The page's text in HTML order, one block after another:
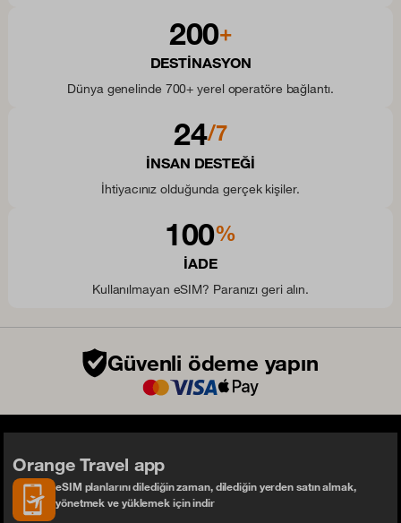
200+
DESTINASYON
Dünya genelinde 700+ yerel operatöre bağlantı.
24/7
INSAN DESTEĞI
İhtiyacınız olduğunda gerçek kişiler.
100%
IADE
Kullanılmayan eSIM? Paranızı geri alın.
Güvenli ödeme yapın
Orange Travel app
eSIM planlarını dilediğin zaman, dilediğin yerden satın almak,
yönetmek ve yüklemek için indir